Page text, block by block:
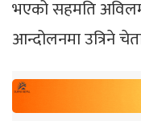
भएको सहमति
आन्दोलनमा उत्रिने